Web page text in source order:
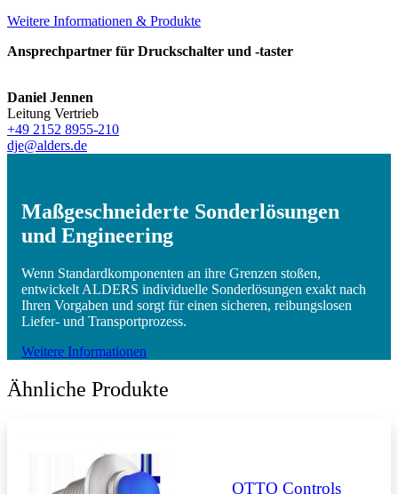
Weitere Informationen & Produkte
Ansprechpartner für Druckschalter und -taster
Daniel Jennen
Leitung Vertrieb
+49 2152 8955-210
dje@alders.de
Maßgeschneiderte Sonderlösungen
und Engineering
Wenn Standardkomponenten an ihre Grenzen stoßen,
entwickelt ALDERS individuelle Sonderlösungen exakt nach
Ihren Vorgaben und sorgt für einen sicheren, reibungslosen
Liefer- und Transportprozess.
Weitere Informationen
Ähnliche Produkte
OTTO Controls